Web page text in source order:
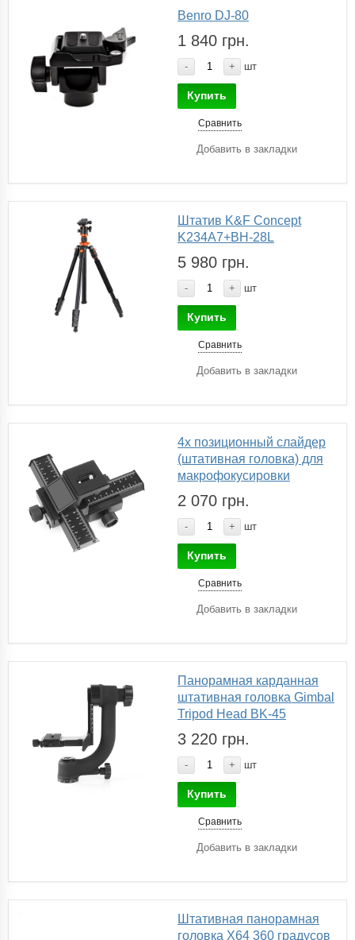
Benro DJ-80
1 840 грн.
- + шт
Купить
Сравнить
Добавить в закладки
Штатив K&F Concept
K234A7+BH-28L
5 980 грн.
- + шт
Купить
Сравнить
Добавить в закладки
4х позиционный слайдер
(штативная головка) для
макрофокусировки
2 070 грн.
- + шт
Купить
Сравнить
Добавить в закладки
Панорамная карданная
штативная головка Gimbal
Tripod Head BK-45
3 220 грн.
- + шт
Купить
Сравнить
Добавить в закладки
Штативная панорамная
головка X64 360 градусов